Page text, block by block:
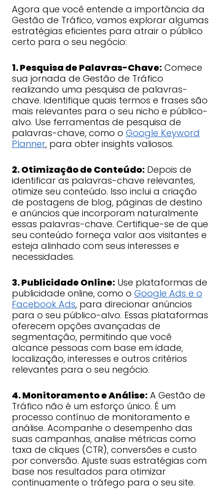
Agora que você entende a importância da
Gestão de Tráfico, vamos explorar algumas
estratégias eficientes para atrair o público
certo para o seu negócio:
1. Pesquisa de Palavras-Chave:Comece
sua jornada de Gestão de Tráfico
realizando uma pesquisa de palavras-
chave. Identifique quais termos e frases são
mais relevantes para o seu nicho e público-
alvo. Use ferramentas de pesquisa de
palavras-chave, como o Google Keyword
Planner, para obter insights valiosos.
2. Otimização de Conteúdo:Depois de
identificar as palavras-chave relevantes,
otimize seu conteúdo. Isso inclui a criação
de postagens de blog, páginas de destino
e anúncios que incorporam naturalmente
essas palavras-chave. Certifique-se de que
seu conteúdo forneça valor aos visitantes e
esteja alinhado com seus interesses e
necessidades.
3. Publicidade Online:Use plataformas de
publicidade online, como o Google Ads e o
Facebook Ads, para direcionar anúncios
para o seu público-alvo. Essas plataformas
oferecem opções avançadas de
segmentação, permitindo que você
alcance pessoas com base em idade,
localização, interesses e outros critérios
relevantes para o seu negócio.
4. Monitoramento e Análise:A Gestão de
Tráfico não é um esforço único. É um
processo contínuo de monitoramento e
análise. Acompanhe o desempenho das
suas campanhas, analise métricas como
taxa de cliques (CTR), conversões e custo
por conversão. Ajuste suas estratégias com
base nos resultados para otimizar
continuamente o tráfego para o seu site.